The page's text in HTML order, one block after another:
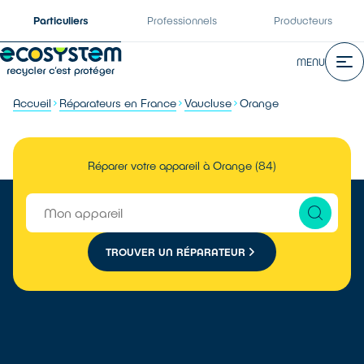
Particuliers Professionnels Producteurs
MENU
Accueil Réparateurs en France Vaucluse Orange
Réparer votre appareil à Orange (84)
TROUVER UN RÉPARATEUR